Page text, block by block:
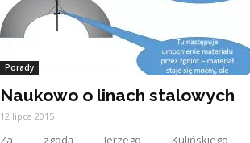
Porady
Naukowo o linach stalowych
12 lipca 2015
Za zgodą Jerzego